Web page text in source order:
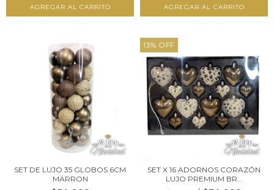
SET DE LUJO 35 GLOBOS 6CM
MARRON
13% OFF
SET X 16 ADORNOS CORAZÓN
LUJO PREMIUM BR...